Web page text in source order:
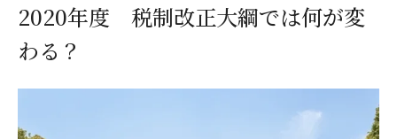
2020年度 税制改正大綱では何が変
わる？